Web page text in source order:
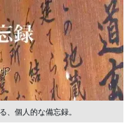
、個人的な備忘録。